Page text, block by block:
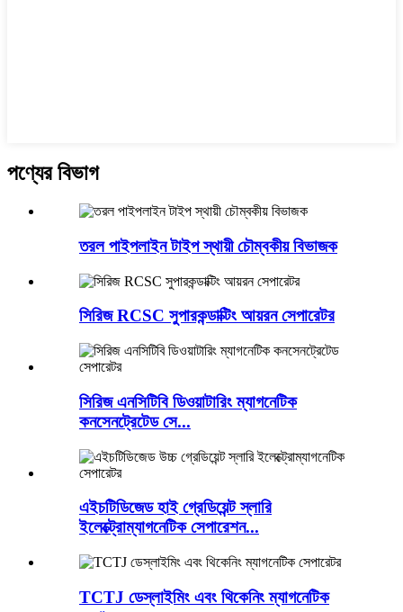
পণ্যের বিভাগ
তরল পাইপলাইন টাইপ স্থায়ী চৌম্বকীয় বিভাজক
সিরিজ RCSC সুপারকন্ডাক্টিং আয়রন সেপারেটর
সিরিজ এনসিটিবি ডিওয়াটারিং ম্যাগনেটিক
কনসেনট্রেটেড সে...
এইচটিডিজেড হাই গ্রেডিয়েন্ট স্লারি
ইলেক্ট্রোম্যাগনেটিক সেপারেশন...
TCTJ ডেস্লাইমিং এবং থিকেনিং ম্যাগনেটিক